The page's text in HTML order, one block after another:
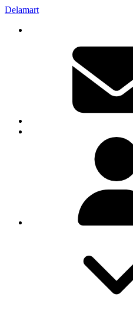
Delamart